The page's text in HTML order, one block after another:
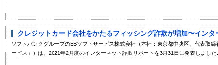
クレジットカード会社をかたるフィッシング詐欺が増加〜インタ
ソフトバンクグループのBBソフトサービス株式会社（本社：東京都中央区、代表取
ービス」）は、2021年2月度のインターネット詐欺リポートを3月31日に発表しました